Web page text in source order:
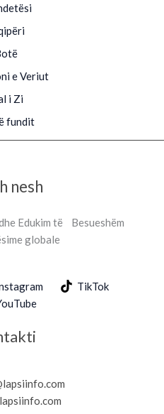
e Veriut
i Zi
fundit
nesh
Edukim të Besueshëm
globale
TikTok